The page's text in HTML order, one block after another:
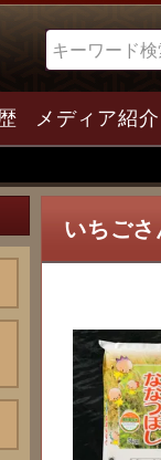
メディア紹介
いちご